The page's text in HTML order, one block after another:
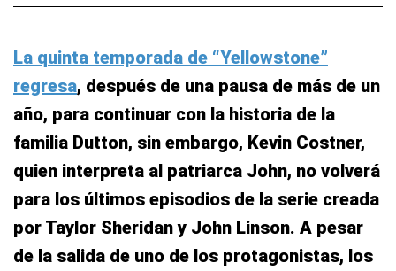
La quinta temporada de “Yellowstone”
regresa, después de una pausa de más de un
año, para continuar con la historia de la
familia Dutton, sin embargo, Kevin Costner,
quien interpreta al patriarca John, no volverá
para los últimos episodios de la serie creada
por Taylor Sheridan y John Linson. A pesar
de la salida de uno de los protagonistas, los